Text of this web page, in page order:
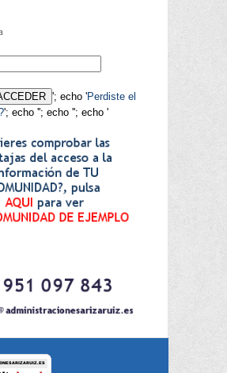
'; echo 'Perdiste el
'; echo ''; echo ''; echo '